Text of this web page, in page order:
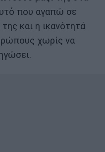
που αγαπώ σε
της και η ικανότητά
χωρίς να